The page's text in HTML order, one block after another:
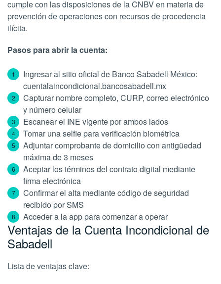
cumple con las disposiciones de la CNBV en materia de
prevención de operaciones con recursos de procedencia
ilícita.
Pasos para abrir la cuenta:
Ingresar al sitio oficial de Banco Sabadell México:
cuentalaincondicional.bancosabadell.mx
Capturar nombre completo, CURP, correo electrónico
y número celular
Escanear el INE vigente por ambos lados
Tomar una selfie para verificación biométrica
Adjuntar comprobante de domicilio con antigüedad
máxima de 3 meses
Aceptar los términos del contrato digital mediante
firma electrónica
Confirmar el alta mediante código de seguridad
recibido por SMS
Acceder a la app para comenzar a operar
Ventajas de la Cuenta Incondicional de
Sabadell
Lista de ventajas clave: